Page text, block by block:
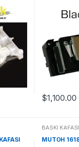
$1,100.00
BASKI KAFASI
MUTOH